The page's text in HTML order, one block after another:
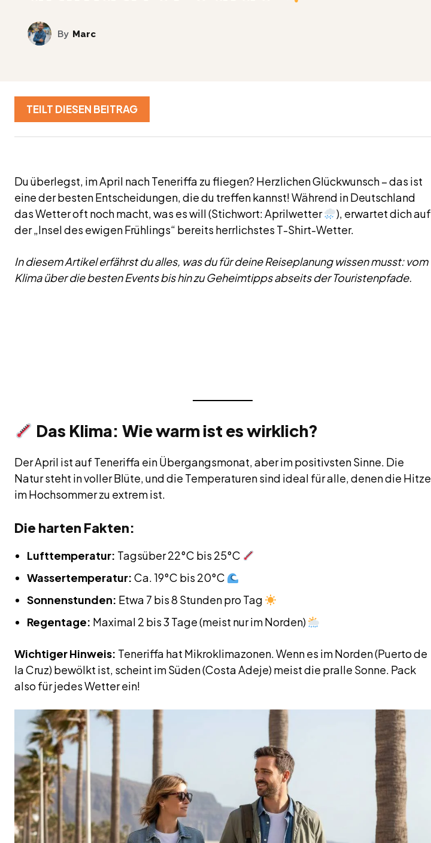
By Marc
TEILT DIESEN BEITRAG
Du überlegst, im April nach Teneriffa zu fliegen? Herzlichen Glückwunsch – das ist
eine der besten Entscheidungen, die du treffen kannst! Während in Deutschland
das Wetter oft noch macht, was es will (Stichwort: Aprilwetter
), erwartet dich auf
der „Insel des ewigen Frühlings“ bereits herrlichstes T-Shirt-Wetter.
In diesem Artikel erfährst du alles, was du für deine Reiseplanung wissen musst: vom
Klima über die besten Events bis hin zu Geheimtipps abseits der Touristenpfade.
Das Klima: Wie warm ist es wirklich?
Der April ist auf Teneriffa ein Übergangsmonat, aber im positivsten Sinne. Die
Natur steht in voller Blüte, und die Temperaturen sind ideal für alle, denen die Hitze
im Hochsommer zu extrem ist.
Die harten Fakten:
Lufttemperatur: Tagsüber 22°C bis 25°C
Wassertemperatur: Ca. 19°C bis 20°C
Sonnenstunden: Etwa 7 bis 8 Stunden pro Tag
Regentage: Maximal 2 bis 3 Tage (meist nur im Norden)
Wichtiger Hinweis: Teneriffa hat Mikroklimazonen. Wenn es im Norden (Puerto de
la Cruz) bewölkt ist, scheint im Süden (Costa Adeje) meist die pralle Sonne. Pack
also für jedes Wetter ein!